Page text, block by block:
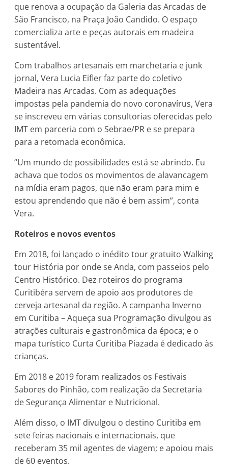
que renova a ocupação da Galeria das Arcadas de
São Francisco, na Praça João Candido. O espaço
comercializa arte e peças autorais em madeira
sustentável.
Com trabalhos artesanais em marchetaria e junk
jornal, Vera Lucia Eifler faz parte do coletivo
Madeira nas Arcadas. Com as adequações
impostas pela pandemia do novo coronavírus, Vera
se inscreveu em várias consultorias oferecidas pelo
IMT em parceria com o Sebrae/PR e se prepara
para a retomada econômica.
“Um mundo de possibilidades está se abrindo. Eu
achava que todos os movimentos de alavancagem
na mídia eram pagos, que não eram para mim e
estou aprendendo que não é bem assim”, conta
Vera.
Roteiros e novos eventos
Em 2018, foi lançado o inédito tour gratuito Walking
tour História por onde se Anda, com passeios pelo
Centro Histórico. Dez roteiros do programa
Curitibéra servem de apoio aos produtores de
cerveja artesanal da região. A campanha Inverno
em Curitiba – Aqueça sua Programação divulgou as
atrações culturais e gastronômica da época; e o
mapa turístico Curta Curitiba Piazada é dedicado às
crianças.
Em 2018 e 2019 foram realizados os Festivais
Sabores do Pinhão, com realização da Secretaria
de Segurança Alimentar e Nutricional.
Além disso, o IMT divulgou o destino Curitiba em
sete feiras nacionais e internacionais, que
receberam 35 mil agentes de viagem; e apoiou mais
de 60 eventos.